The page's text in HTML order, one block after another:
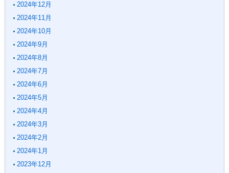
2024年12月
2024年11月
2024年10月
2024年9月
2024年8月
2024年7月
2024年6月
2024年5月
2024年4月
2024年3月
2024年2月
2024年1月
2023年12月